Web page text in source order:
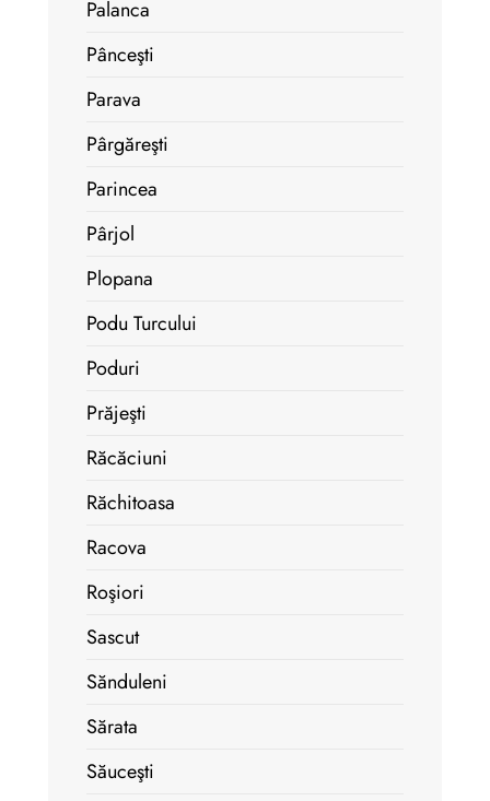
Palanca
Pânceşti
Parava
Pârgăreşti
Parincea
Pârjol
Plopana
Podu Turcului
Poduri
Prăjeşti
Răcăciuni
Răchitoasa
Racova
Roşiori
Sascut
Sănduleni
Sărata
Săuceşti